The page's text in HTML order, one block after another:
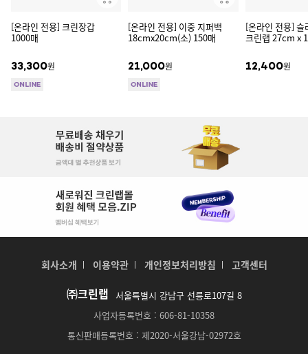
[온라인 전용] 크린장갑
1000매
33,300원
[온라인 전용] 이중 지퍼백
18cmx20cm(소) 150매
21,000원
[온라인 전용] 슬
크린랩 27cm x
12,400원
회사소개 이용약관 개인정보처리방침 고객센터
㈜크린랩
서울특별시 강남구 선릉로107길 8
사업자등록번호 : 606-81-10358
통신판매등록번호 : 제2020-서울강남-02972호